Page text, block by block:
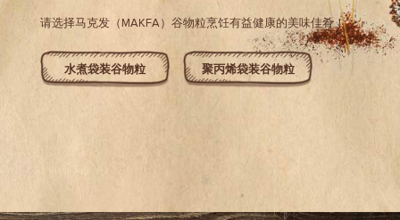
请选择马克发（MAKFA）谷物粒烹饪有益健康的美味佳肴！
水煮袋装谷物粒 聚丙烯袋装谷物粒